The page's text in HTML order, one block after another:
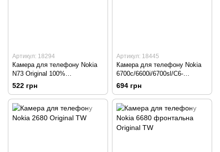
Артикул: 18294
Камера для телефону Nokia
N73 Original 100%
(p.n.4858103)
522 грн
Артикул: 18445
Камера для телефону Nokia
6700c/6600i/6700sl/C6-
00/E72/E75 Original 100%
(p.n.4858068)
694 грн